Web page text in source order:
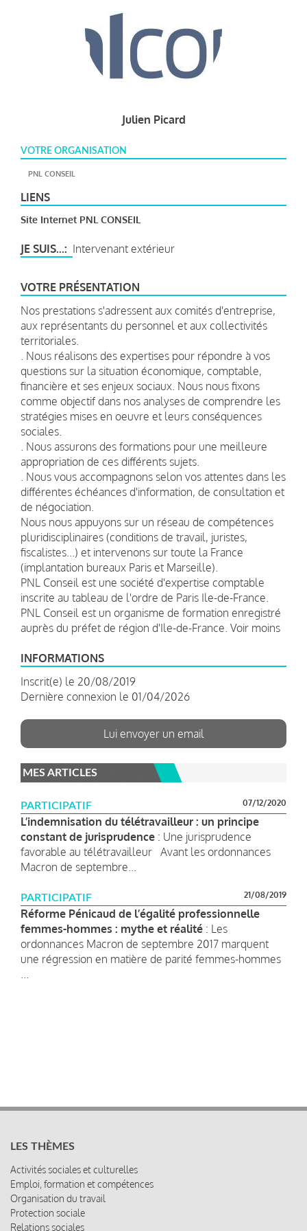
Julien Picard
VOTRE ORGANISATION
PNL CONSEIL
LIENS
Site Internet PNL CONSEIL
JE SUIS... Intervenant extérieur
VOTRE PRÉSENTATION
Nos prestations s'adressent aux comités d'entreprise,
aux représentants du personnel et aux collectivités
territoriales.
. Nous réalisons des expertises pour répondre à vos
questions sur la situation économique, comptable,
financière et ses enjeux sociaux. Nous nous fixons
comme objectif dans nos analyses de comprendre les
stratégies mises en oeuvre et leurs conséquences
sociales.
. Nous assurons des formations pour une meilleure
appropriation de ces différents sujets.
. Nous vous accompagnons selon vos attentes dans les
différentes échéances d'information, de consultation et
de négociation.
Nous nous appuyons sur un réseau de compétences
pluridisciplinaires (conditions de travail, juristes,
fiscalistes...) et intervenons sur toute la France
(implantation bureaux Paris et Marseille).
PNL Conseil est une société d'expertise comptable
inscrite au tableau de l'ordre de Paris Ile-de-France.
PNL Conseil est un organisme de formation enregistré
auprès du préfet de région d'Ile-de-France. Voir moins
INFORMATIONS
Inscrit(e) le 20/08/2019
Dernière connexion le 01/04/2026
Lui envoyer un email
MES ARTICLES
PARTICIPATIF 07/12/2020
L’indemnisation du télétravailleur : un principe
constant de jurisprudence : Une jurisprudence
favorable au télétravailleur Avant les ordonnances
Macron de septembre...
PARTICIPATIF 21/08/2019
Réforme Pénicaud de l’égalité professionnelle
femmes-hommes : mythe et réalité : Les
ordonnances Macron de septembre 2017 marquent
une régression en matière de parité femmes-hommes
LES THÈMES
Activités sociales et culturelles
Emploi, formation et compétences
Organisation du travail
Protection sociale
Relations sociales